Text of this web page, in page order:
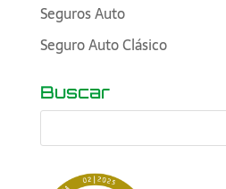
Seguros Auto
Seguro Auto Clásico
Buscar